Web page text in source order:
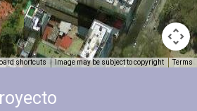
shortcuts Image may be subject to copyright Terms